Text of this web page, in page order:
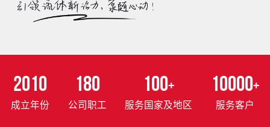
2010
成立年份
180
公司职工
100+
服务国家及地区
10000+
服务客户